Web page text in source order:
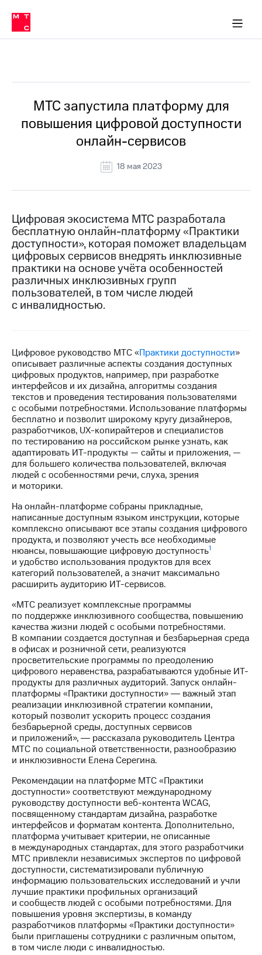
Медиа-центр
и акционерам
Устойчивое развитие
Комплаенс и деловая этика
компании
Карьера
История
компании
Руководство
информация
Контакты
Медиа-центр
Пресс-
релизы
МТС
о технологиях
Достижения
Финансовая
отчетность
Контакты
Новости
в
регионе
и акционерам
Корпоративное
управление
Корпоративный
секретарь
Раскрытие
информации
Информация
акционерам
Документы
ПАО
"МТС"
Собрания
акционеров
Личный
кабинет
акционера
Акционерный
капитал
Контроль
и
аудит
Рынок
акций
Описание
Программа
Порядок
выкупа
акций
Дивиденды
Рынок
облигаций
Описание
Еврооблигации-2023
Уведомление
о
погашении
именных
облигаций
Другое
в МТС
Пресс-
релизы
о технологиях
МТС запустила платформу для
повышения цифровой доступности
онлайн-сервисов
18 мая 2023
Цифровая экосистема МТС разработала
бесплатную онлайн-платформу «Практики
доступности», которая поможет владельцам
цифровых сервисов внедрять инклюзивные
практики на основе учёта особенностей
различных инклюзивных групп
пользователей, в том числе людей
с инвалидностью.
Цифровое руководство МТС «Практики доступности»
описывает различные аспекты создания доступных
цифровых продуктов, например, при разработке
интерфейсов и их дизайна, алгоритмы создания
текстов и проведения тестирования пользователями
с особыми потребностями. Использование платформы
бесплатно и позволит широкому кругу дизайнеров,
разработчиков, UX-копирайтеров и специалистов
по тестированию на российском рынке узнать, как
адаптировать ИТ-продукты — сайты и приложения, —
для большего количества пользователей, включая
людей с особенностями речи, слуха, зрения
и моторики.
На онлайн-платформе собраны прикладные,
написанные доступным языком инструкции, которые
комплексно описывают все этапы создания цифрового
продукта, и позволяют учесть все необходимые
нюансы, повышающие цифровую доступность1
и удобство использования продуктов для всех
категорий пользователей, а значит максимально
расширить аудиторию ИТ-сервисов.
«МТС реализует комплексные программы
по поддержке инклюзивного сообщества, повышению
качества жизни людей с особыми потребностями.
В компании создается доступная и безбарьерная среда
в офисах и розничной сети, реализуются
просветительские программы по преодолению
цифрового неравенства, разрабатываются удобные ИТ-
продукты для различных аудиторий. Запуск онлайн-
платформы «Практики доступности» ― важный этап
реализации инклюзивной стратегии компании,
который позволит ускорить процесс создания
безбарьерной среды, доступных сервисов
и приложений», ― рассказала руководитель Центра
МТС по социальной ответственности, разнообразию
и инклюзивности Елена Серегина.
Рекомендации на платформе МТС «Практики
доступности» соответствуют международному
руководству доступности веб-контента WCAG,
посвященному стандартам дизайна, разработке
интерфейсов и форматам контента. Дополнительно,
платформа учитывает критерии, не описанные
в международных стандартах, для этого разработчики
МТС привлекли независимых экспертов по цифровой
доступности, систематизировали публичную
информацию пользовательских исследований и учли
лучшие практики профильных организаций
и сообществ людей с особыми потребностями. Для
повышения уровня экспертизы, в команду
разработчиков платформы «Практики доступности»
были приглашены сотрудники с различным опытом,
в том числе люди с инвалидностью.